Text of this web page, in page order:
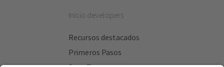
Inicio developers
Recursos destacados
Primeros Pasos